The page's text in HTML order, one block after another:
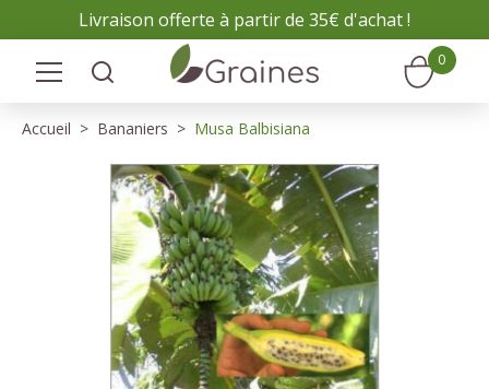
Livraison offerte à partir de 35€ d'achat !
0
Accueil Bananiers Musa Balbisiana
Panneau de gestion des cookies